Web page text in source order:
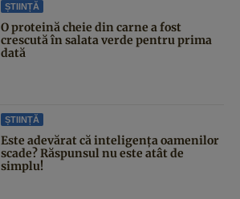
ȘTIINȚĂ
O proteină cheie din carne a fost
crescută în salata verde pentru prima
dată
ȘTIINȚĂ
Este adevărat că inteligența oamenilor
scade? Răspunsul nu este atât de
simplu!